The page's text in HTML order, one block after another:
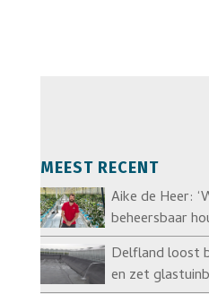
MEEST RECENT
Aike de Heer:
beheersbaar
Delfland loost
en zet